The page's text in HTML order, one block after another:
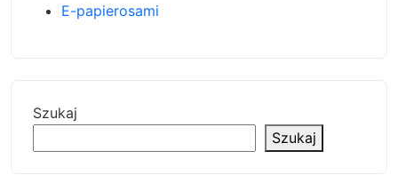
E-papierosami
Szukaj
Szukaj